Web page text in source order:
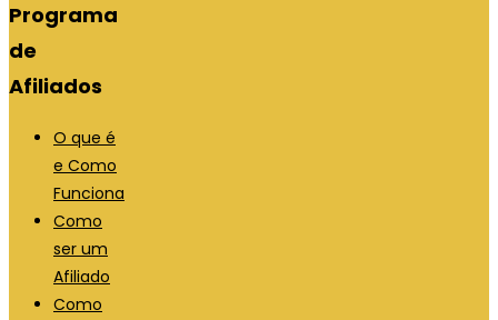
Programa
de
Afiliados
O que é
e Como
Funciona
Como
ser um
Afiliado
Como